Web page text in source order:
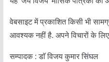
वेबसाइट में प्रकाशित किसी भी
आवश्यक नहीं है. अपने विचारों के
सम्पादक : डाॅ विजय कुमार सिंघल